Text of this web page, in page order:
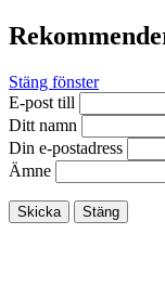
Stäng fönster
E-post till
Ditt namn
Din e-postadress
Ämne
Skicka Stäng